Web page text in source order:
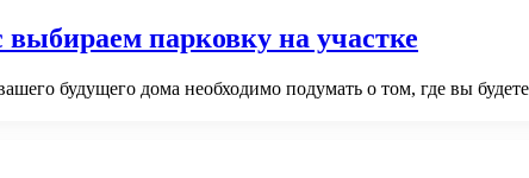
выбираем парковку на участке
будущего дома необходимо подумать о том, где вы